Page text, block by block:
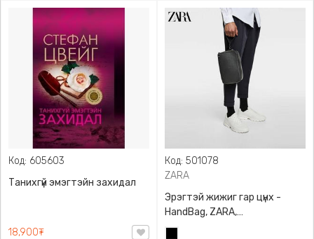
Код: 605603
Танихгүй эмэгтэйн захидал
18,900₮
Код: 501078
ZARA
Эрэгтэй жижиг гар цүнх -
HandBag, ZARA,
3720/005/040, PU арьс